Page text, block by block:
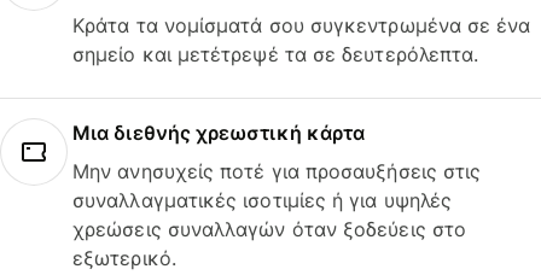
Κράτα τα νομίσματά σου συγκεντρωμένα σε ένα
σημείο και μετέτρεψέ τα σε δευτερόλεπτα.
Μια διεθνής χρεωστική κάρτα
Μην ανησυχείς ποτέ για προσαυξήσεις στις
συναλλαγματικές ισοτιμίες ή για υψηλές
χρεώσεις συναλλαγών όταν ξοδεύεις στο
εξωτερικό.